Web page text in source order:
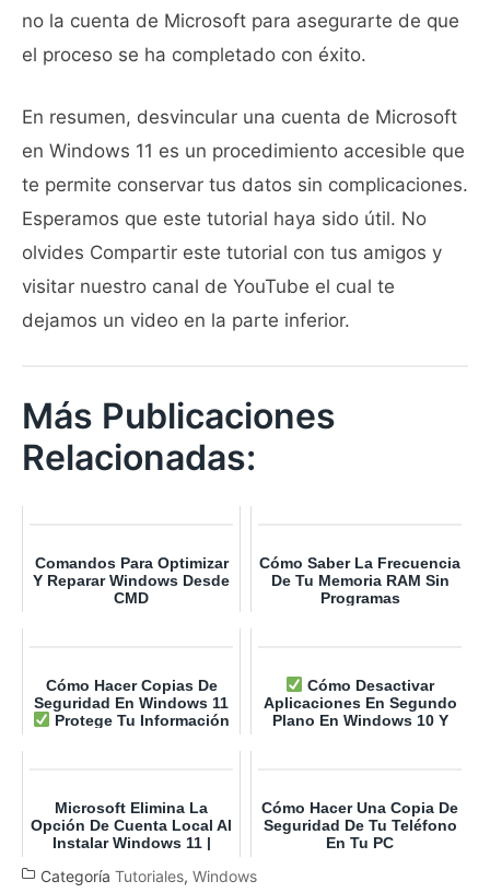
no la cuenta de Microsoft para asegurarte de que
el proceso se ha completado con éxito.
En resumen, desvincular una cuenta de Microsoft
en Windows 11 es un procedimiento accesible que
te permite conservar tus datos sin complicaciones.
Esperamos que este tutorial haya sido útil. No
olvides Compartir este tutorial con tus amigos y
visitar nuestro canal de YouTube el cual te
dejamos un video en la parte inferior.
Más Publicaciones
Relacionadas:
Comandos Para Optimizar
Y Reparar Windows Desde
CMD
Cómo Saber La Frecuencia
De Tu Memoria RAM Sin
Programas
Cómo Hacer Copias De
Seguridad En Windows 11
Protege Tu Información
Cómo Desactivar
Aplicaciones En Segundo
Plano En Windows 10 Y
Microsoft Elimina La
Opción De Cuenta Local Al
Instalar Windows 11 |
Cómo Hacer Una Copia De
Seguridad De Tu Teléfono
En Tu PC
Categoría Tutoriales, Windows